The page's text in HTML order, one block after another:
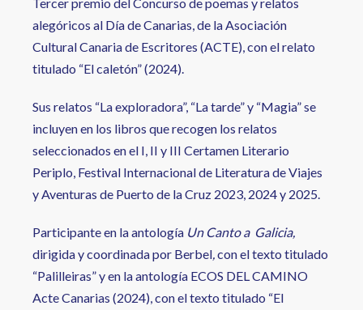
alegóricos al Día de Canarias, de la Asociación
Cultural Canaria de Escritores (ACTE), con el relato
titulado “El caletón” (2024).
Sus relatos “La exploradora”, “La tarde” y “Magia” se
incluyen en los libros que recogen los relatos
seleccionados en el I, II y III Certamen Literario
Periplo, Festival Internacional de Literatura de Viajes
y Aventuras de Puerto de la Cruz 2023, 2024 y 2025.
Participante en la antología Un Canto a Galicia,
dirigida y coordinada por Berbel con el texto titulado
“Palilleiras” y en la antología ECOS DEL CAMINO
Acte Canarias (2024), con el texto titulado “El